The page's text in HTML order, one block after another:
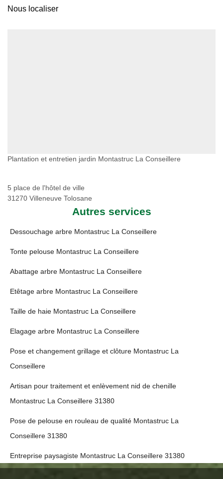
Nous localiser
Plantation et entretien jardin Montastruc La Conseillere
5 place de l'hôtel de ville
31270 Villeneuve Tolosane
Autres services
Dessouchage arbre Montastruc La Conseillere
Tonte pelouse Montastruc La Conseillere
Abattage arbre Montastruc La Conseillere
Etêtage arbre Montastruc La Conseillere
Taille de haie Montastruc La Conseillere
Elagage arbre Montastruc La Conseillere
Pose et changement grillage et clôture Montastruc La
Conseillere
Artisan pour traitement et enlèvement nid de chenille
Montastruc La Conseillere 31380
Pose de pelouse en rouleau de qualité Montastruc La
Conseillere 31380
Entreprise paysagiste Montastruc La Conseillere 31380